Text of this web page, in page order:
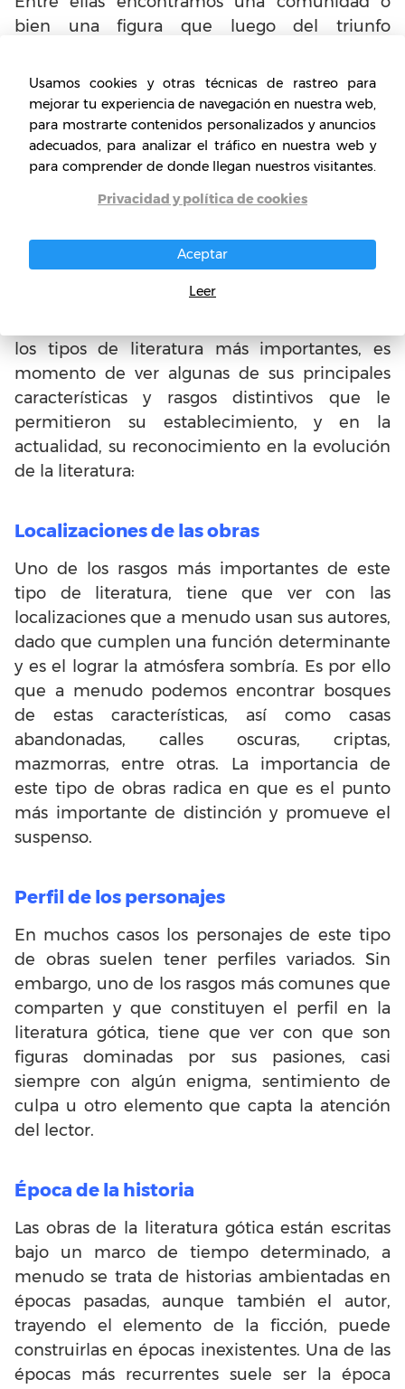
bien una figura que luego del triunfo
el paso de una familia de clase alta a clase
baja, presencia de manifestaciones y
elementos inexplicables, personas que tras el
temor tienden a experimentar la aparición de
padecimientos físicos o mentales, maldiciones,
asesinatos, locura o muerte, entre otros.
Características principales de
la literatura gótica
los tipos de literatura más importantes, es
momento de ver algunas de sus principales
características y rasgos distintivos que le
permitieron su establecimiento, y en la
actualidad, su reconocimiento en la evolución
de la literatura:
Localizaciones de las obras
Uno de los rasgos más importantes de este
tipo de literatura, tiene que ver con las
localizaciones que a menudo usan sus autores,
dado que cumplen una función determinante
y es el lograr la atmósfera sombría. Es por ello
que a menudo podemos encontrar bosques
de estas características, así como casas
abandonadas, calles oscuras, criptas,
mazmorras, entre otras. La importancia de
este tipo de obras radica en que es el punto
más importante de distinción y promueve el
suspenso.
Perfil de los personajes
En muchos casos los personajes de este tipo
de obras suelen tener perfiles variados. Sin
embargo, uno de los rasgos más comunes que
comparten y que constituyen el perfil en la
literatura gótica, tiene que ver con que son
figuras dominadas por sus pasiones, casi
siempre con algún enigma, sentimiento de
culpa u otro elemento que capta la atención
del lector.
Época de la historia
Las obras de la literatura gótica están escritas
bajo un marco de tiempo determinado, a
menudo se trata de historias ambientadas en
épocas pasadas, aunque también el autor,
trayendo el elemento de la ficción, puede
construirlas en épocas inexistentes. Una de las
épocas más recurrentes suele ser la época
Usamos cookies y otras técnicas de rastreo para
mejorar tu experiencia de navegación en nuestra web,
para mostrarte contenidos personalizados y anuncios
adecuados, para analizar el tráfico en nuestra web y
para comprender de donde llegan nuestros visitantes.
Privacidad y política de cookies
Aceptar
Leer